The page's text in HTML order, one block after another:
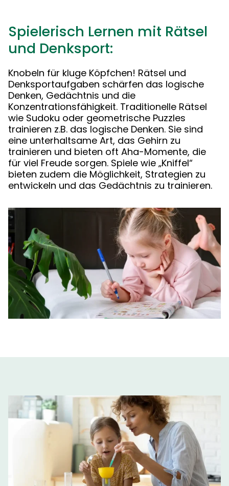
Spielerisch Lernen mit Rätsel
und Denksport:
Knobeln für kluge Köpfchen! Rätsel und
Denksportaufgaben schärfen das logische
Denken, Gedächtnis und die
Konzentrationsfähigkeit. Traditionelle Rätsel
wie Sudoku oder geometrische Puzzles
trainieren z.B. das logische Denken. Sie sind
eine unterhaltsame Art, das Gehirn zu
trainieren und bieten oft Aha-Momente, die
für viel Freude sorgen. Spiele wie „Kniffel“
bieten zudem die Möglichkeit, Strategien zu
entwickeln und das Gedächtnis zu trainieren.